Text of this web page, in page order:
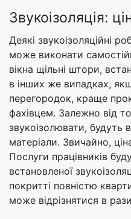
Звукоізоляція:
Деякі звукоізоляційні
може виконати
вікна щільні штори,
в інших же випадках,
перегородок, краще
фахівцем. Залежно від
звукоізолювати, будуть
матеріали. Звичайно,
Послуги працівників
встановленої
покритті повністю
може відрізнятися в